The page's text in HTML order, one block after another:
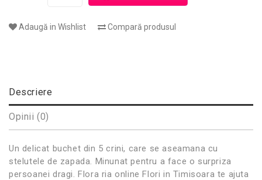
Adaugă in Wishlist Compară produsul
Descriere
Opinii (0)
Un delicat buchet din 5 crini, care se aseamana cu
stelutele de zapada. Minunat pentru a face o surpriza
persoanei dragi. Flora ria online Flori in Timisoara te ajuta